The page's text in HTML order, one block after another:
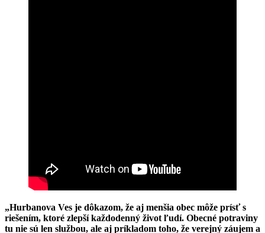
„Hurbanova Ves je dôkazom, že aj menšia obec môže prísť s
riešením, ktoré zlepší každodenný život ľudí. Obecné potraviny
tu nie sú len službou, ale aj príkladom toho, že verejný záujem a